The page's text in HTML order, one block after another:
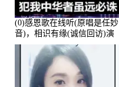
(0)感恩歌在线听(原唱是任妙
音)，相识有缘(诚信回访)演
唱点播:161288次